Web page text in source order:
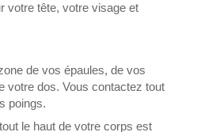
votre tête, votre visage et
de vos épaules, de vos
votre dos. Vous contactez tout
poings.
le haut de votre corps est